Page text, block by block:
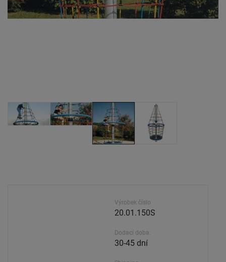
Výrobek číslo
20.01.150S
Dodací doba.
30-45 dní